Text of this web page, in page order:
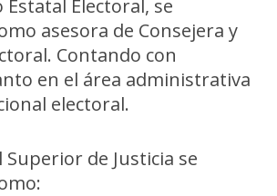
Electoral, se
asesora de Consejera y
Contando con
en el área administrativa
electoral.
de Justicia se